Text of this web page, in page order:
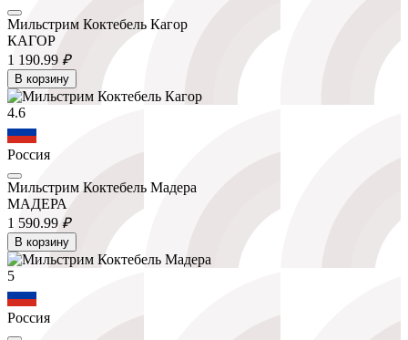
Мильстрим Коктебель Кагор
КАГОР
1 190.99 ₽
В корзину
4.6
Россия
Мильстрим Коктебель Мадера
МАДЕРА
1 590.99 ₽
В корзину
5
Россия